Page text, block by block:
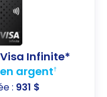
Visa Infinite*
argent†
: 931 $